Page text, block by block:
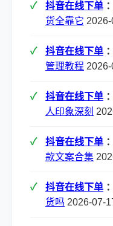
抖音在线下单 ：
货全靠它
抖音在线下单 ：
管理教程
抖音在线下单 ：
人印象深刻
抖音在线下单 ：
款文案合集
抖音在线下单 ：
货吗 2026-07-